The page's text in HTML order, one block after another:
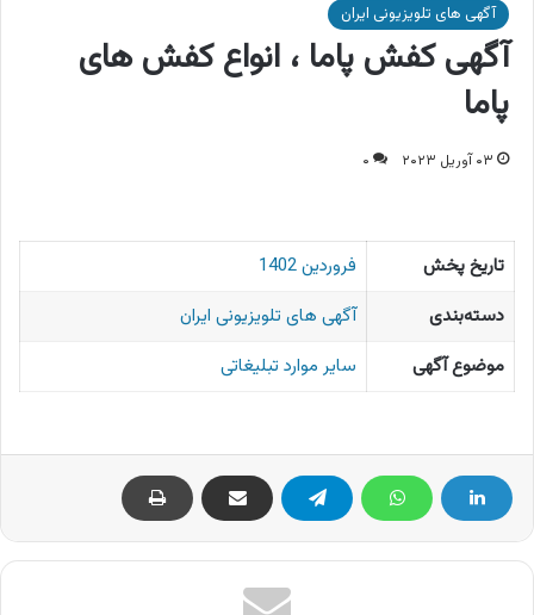
آگهی های تلویزیونی ایران
آگهی کفش پاما ، انواع کفش های
پاما
۰۳ آوریل ۲۰۲۳ ۰
تاریخ پخش
فروردین 1402
دسته‌بندی
آگهی های تلویزیونی ایران
موضوع آگهی
سایر موارد تبلیغاتی